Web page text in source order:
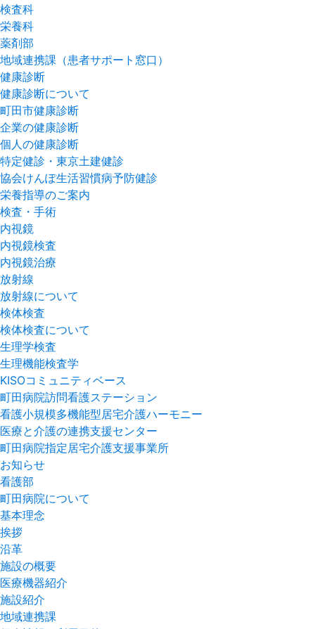
検査科
栄養科
薬剤部
地域連携課（患者サポート窓口）
健康診断
健康診断について
町田市健康診断
企業の健康診断
個人の健康診断
特定健診・東京土建健診
協会けんぽ生活習慣病予防健診
栄養指導のご案内
検査・手術
内視鏡
内視鏡検査
内視鏡治療
放射線
放射線について
検体検査
検体検査について
生理学検査
生理機能検査学
KISOコミュニティベース
町田病院訪問看護ステーション
看護小規模多機能型居宅介護ハーモニー
医療と介護の連携支援センター
町田病院指定居宅介護支援事業所
お知らせ
看護部
町田病院について
基本理念
挨拶
沿革
施設の概要
医療機器紹介
施設紹介
地域連携課